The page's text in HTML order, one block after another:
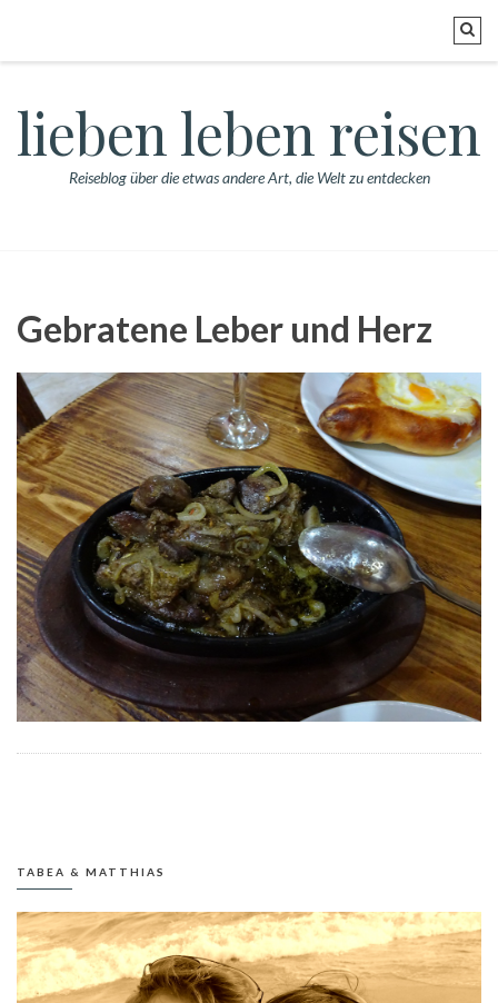
lieben leben reisen
Reiseblog über die etwas andere Art, die Welt zu entdecken
Gebratene Leber und Herz
TABEA & MATTHIAS